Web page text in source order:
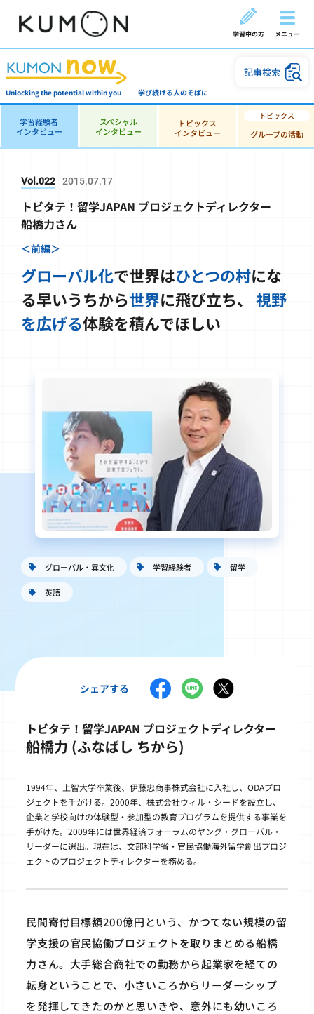
学習中の方 メニュー
Unlocking the potential within you 学び続ける人のそばに
記事検索
学習経験者
インタビュー
スペシャル
インタビュー
トピックス
インタビュー
グループの活動
Vol.022 2015.07.17
トビタテ！留学JAPAN プロジェクトディレクター
船橋力さん
＜前編＞
グローバル化で世界はひとつの村にな
る早いうちから世界に飛び立ち、視野
を広げる体験を積んでほしい
グローバル・異文化 学習経験者 留学
英語
シェアする
トビタテ！留学JAPAN プロジェクトディレクター
船橋力 (ふなばし ちから)
1994年、上智大学卒業後、伊藤忠商事株式会社に入社し、ODAプロ
ジェクトを手がける。2000年、株式会社ウィル・シードを設立し、
企業と学校向けの体験型・参加型の教育プログラムを提供する事業を
手がけた。2009年には世界経済フォーラムのヤング・グローバル・
リーダーに選出。現在は、文部科学省・官民協働海外留学創出プロジ
ェクトのプロジェクトディレクターを務める。
民間寄付目標額200億円という、かつてない規模の留
学支援の官民協働プロジェクトを取りまとめる船橋
力さん。大手総合商社での勤務から起業家を経ての
転身ということで、小さいころからリーダーシップ
を発揮してきたのかと思いきや、意外にも幼いころ